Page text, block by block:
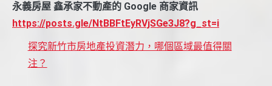
永義房屋 鑫承家不動產的 Google 商家資訊
https://posts.gle/NtBBFtEyRVjSGe3J8?g_st=i
探究新竹市房地產投資潛力，哪個區域最值得關
注？